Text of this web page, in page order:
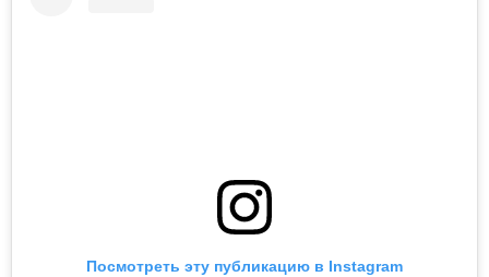
Посмотреть эту публикацию в Instagram